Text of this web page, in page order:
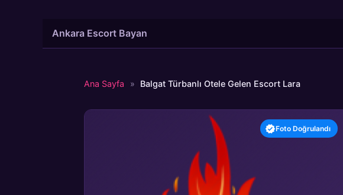
atla
Ankara Escort Bayan
Ana Sayfa » Balgat Türbanlı Otele Gelen Escort Lara
Foto Doğrulandı